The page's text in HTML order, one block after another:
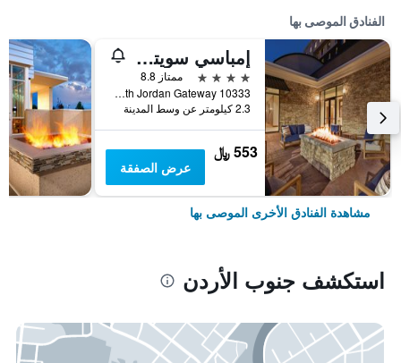
الفنادق الموصى بها
إمباسي سويتس باي هيلتون ساوث جوردن سالت ليك سيتي
4 نجوم
ممتاز 8.8
10333 South Jordan Gateway, جنوب الأردن, UT, الولايات المتحدة الأميريكية
2.3 كيلومتر عن وسط المدينة
553 ﷼
عرض الصفقة
مشاهدة الفنادق الأخرى الموصى بها
استكشف جنوب الأردن